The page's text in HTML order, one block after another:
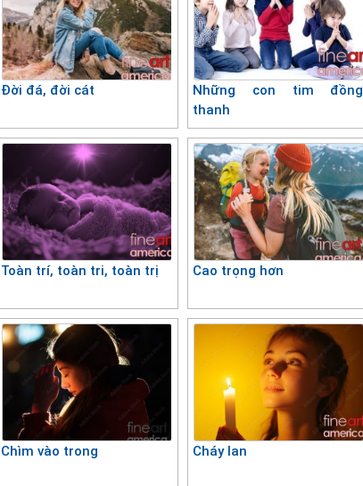
Đời đá, đời cát
Những con tim đồng
thanh
Toàn trí, toàn tri, toàn trị Cao trọng hơn
Chìm vào trong Cháy lan